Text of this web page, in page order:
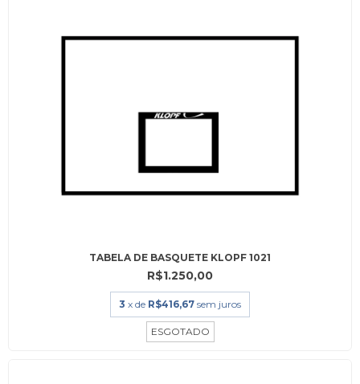
TABELA DE BASQUETE KLOPF 1021
R$1.250,00
3 x de R$416,67 sem juros
ESGOTADO